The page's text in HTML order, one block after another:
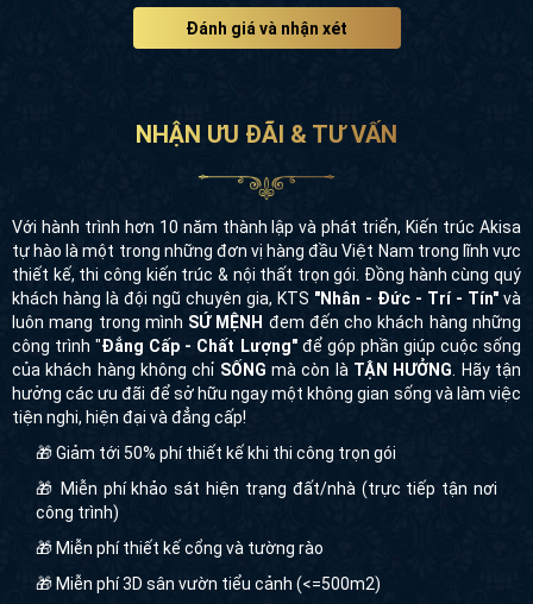
Với hành trình hơn 10 năm thành lập và phát triển, Kiến trúc Akisa
tự hào là một trong những đơn vị hàng đầu Việt Nam trong lĩnh vực
thiết kế, thi công kiến trúc & nội thất trọn gói. Đồng hành cùng quý
khách hàng là đội ngũ chuyên gia, KTS"Nhân - Đức - Trí - Tín"và
luôn mang trong mìnhSỨ MỆNHđem đến cho khách hàng những
công trình " Đẳng Cấp - Chất Lượng"để góp phần giúp cuộc sống
của khách hàng không chỉSỐNGmà còn làTẬN HƯỞNG. Hãy tận
hưởng các ưu đãi để sở hữu ngay một không gian sống và làm việc
tiện nghi, hiện đại và đẳng cấp!
🎁 Giảm tới 50% phí thiết kế khi thi công trọn gói
🎁 Miễn phí khảo sát hiện trạng đất/nhà (trực tiếp tận nơi
công trình)
🎁 Miễn phí thiết kế cổng và tường rào
🎁 Miễn phí 3D sân vườn tiểu cảnh (<=500m2)
🎁 Hỗ trợ toàn bộ hồ sơ giấy phép xây dựng